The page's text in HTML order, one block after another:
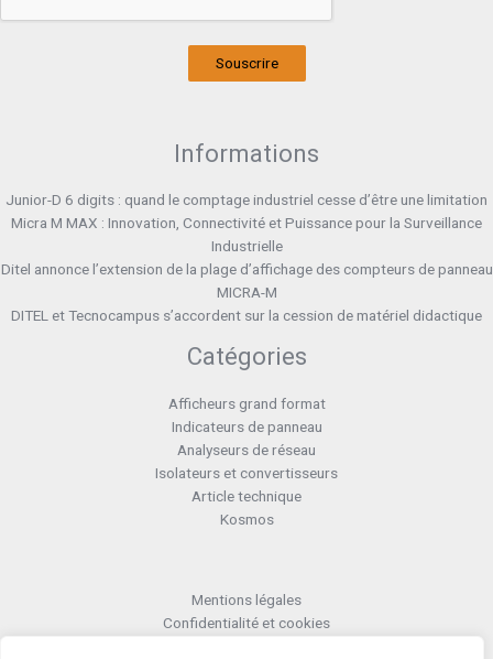
Souscrire
Informations
Junior-D 6 digits : quand le comptage industriel cesse d’être une limitation
Micra M MAX : Innovation, Connectivité et Puissance pour la Surveillance
Industrielle
Ditel annonce l’extension de la plage d’affichage des compteurs de panneau
MICRA-M
DITEL et Tecnocampus s’accordent sur la cession de matériel didactique
Catégories
Afficheurs grand format
Indicateurs de panneau
Analyseurs de réseau
Isolateurs et convertisseurs
Article technique
Kosmos
Mentions légales
Confidentialité et cookies